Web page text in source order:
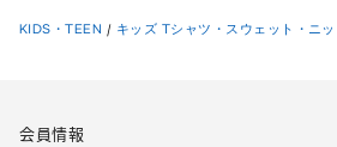
KIDS・TEEN / キッズ Tシャツ・スウェット・ニッ
会員情報